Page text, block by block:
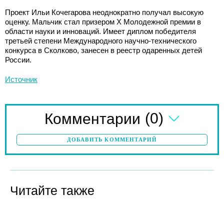
Проект Ильи Кочегарова неоднократно получал высокую
оценку. Мальчик стал призером Х Молодежной премии в
области науки и инноваций. Имеет диплом победителя
третьей степени Международного научно-технического
конкурса в Сколково, занесен в реестр одаренных детей
России.
Источник
Комментарии (0)
ДОБАВИТЬ КОММЕНТАРИЙ
Читайте также